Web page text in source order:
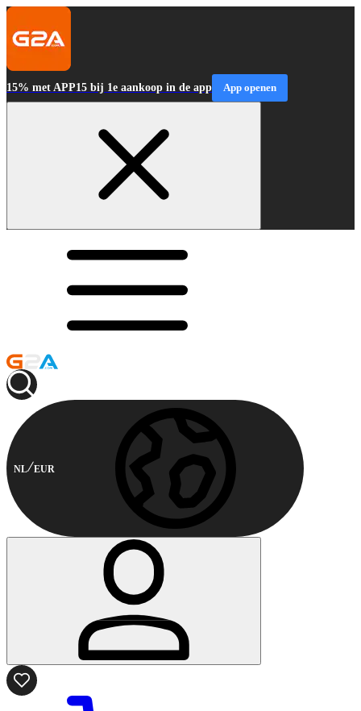
15% met APP15 bij 1e aankoop in de app App openen
NL EUR